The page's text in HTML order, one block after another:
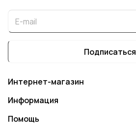
Подписаться
Интернет-магазин
Информация
Помощь